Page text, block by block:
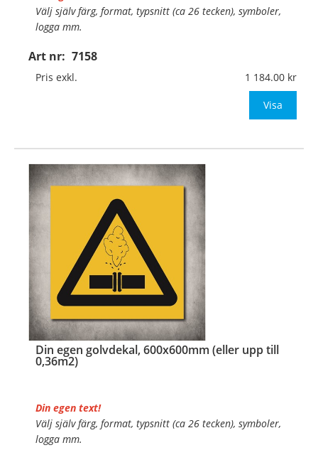
Art nr: 7158
Välj själv färg, format, typsnitt (ca 26 tecken), symboler,
logga mm.
Material:Självhäftande, specialanpassat, halkfritt
material för golv
400x400mm (eller annat mått upp till 0,16m
Pris exkl. 1 184.00
Visa
Din egen golvdekal, 600x600mm (eller upp till
0,36m2)
Din egen text!
Välj själv färg, format, typsnitt (ca 26 tecken), symboler,
logga mm.